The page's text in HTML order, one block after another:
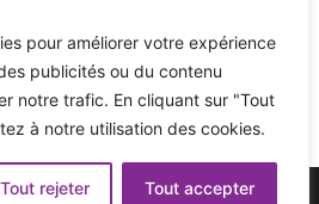
pour améliorer votre expérience
publicités ou du contenu
notre trafic. En cliquant sur "Tout
à notre utilisation des cookies.
Tout rejeter Tout accepter
policier de l'Ohio après la